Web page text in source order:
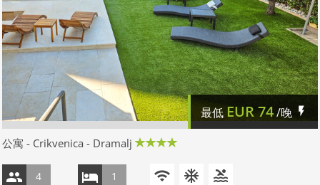
最低 EUR74/晚
公寓 - Crikvenica - Dramalj
4 1